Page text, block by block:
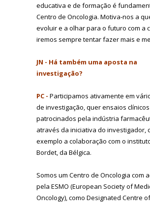
educativa e de formação é
Centro de Oncologia. Motiva-nos a
evoluir e a olhar para o futuro com a
iremos sempre tentar fazer mais e
JN - Há também uma aposta na
investigação?
PC - Participamos ativamente em
de investigação, quer ensaios clínicos
patrocinados pela indústria
através da iniciativa do investigador,
exemplo a colaboração com o
Bordet, da Bélgica.
Somos um Centro de Oncologia com
pela ESMO (European Society of
Oncology), como Designated Centre